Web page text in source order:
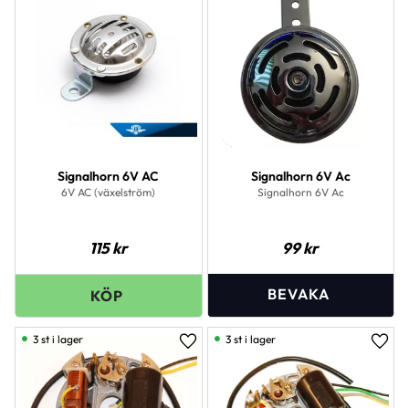
Signalhorn 6V AC
6V AC (växelström)
115kr
Signalhorn 6V Ac
Signalhorn 6V Ac
99kr
Lägg till i favoriter
3 st i lager 3 st i lager